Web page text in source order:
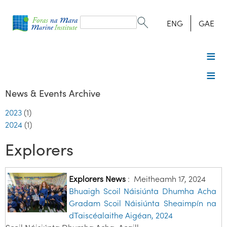
form
Search ENG GAE
News & Events Archive
2023 (1)
2024 (1)
Explorers
Explorers News: Meitheamh 17, 2024
Bhuaigh Scoil Náisiúnta Dhumha Acha
Gradam Scoil Náisiúnta Sheaimpín na
dTaiscéalaithe Aigéan, 2024